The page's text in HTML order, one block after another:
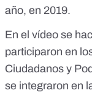
año, en 2019.
En el vídeo se
participaron en
Ciudadanos y
se integraron en